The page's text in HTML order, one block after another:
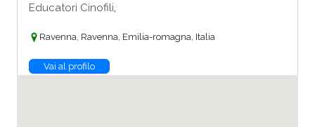
Educatori Cinofili
Ravenna, Ravenna, Emilia-romagna, Italia
Vai al profilo